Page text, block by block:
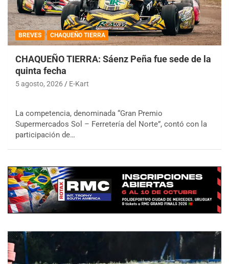
BREVES CHAQUEÑO TIERRA
CHAQUEÑO TIERRA: Sáenz Peña fue sede de la
quinta fecha
5 agosto, 2026 E-Kart
La competencia, denominada “Gran Premio
Supermercados Sol – Ferretería del Norte”, contó con la
participación de…